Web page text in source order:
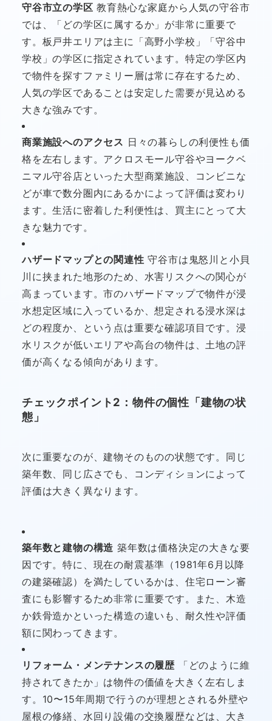
守谷市立の学区 教育熱心な家庭から人気の守谷市
では、「どの学区に属するか」が非常に重要で
す。板戸井エリアは主に「高野小学校」「守谷中
学校」の学区に指定されています。特定の学区内
で物件を探すファミリー層は常に存在するため、
人気の学区であることは安定した需要が見込める
大きな強みです。
商業施設へのアクセス 日々の暮らしの利便性も価
格を左右します。アクロスモール守谷やヨークベ
ニマル守谷店といった大型商業施設、コンビニな
どが車で数分圏内にあるかによって評価は変わり
ます。生活に密着した利便性は、買主にとって大
きな魅力です。
ハザードマップとの関連性 守谷市は鬼怒川と小貝
川に挟まれた地形のため、水害リスクへの関心が
高まっています。市のハザードマップで物件が浸
水想定区域に入っているか、想定される浸水深は
どの程度か、という点は重要な確認項目です。浸
水リスクが低いエリアや高台の物件は、土地の評
価が高くなる傾向があります。
チェックポイント2：物件の個性「建物の状
態」
次に重要なのが、建物そのものの状態です。同じ
築年数、同じ広さでも、コンディションによって
評価は大きく異なります。
築年数と建物の構造 築年数は価格決定の大きな要
因です。特に、現在の耐震基準（1981年6月以降
の建築確認）を満たしているかは、住宅ローン審
査にも影響するため非常に重要です。また、木造
か鉄骨造かといった構造の違いも、耐久性や評価
額に関わってきます。
リフォーム・メンテナンスの履歴 「どのように維
持されてきたか」は物件の価値を大きく左右しま
す。10〜15年周期で行うのが理想とされる外壁や
屋根の修繕、水回り設備の交換履歴などは、大き